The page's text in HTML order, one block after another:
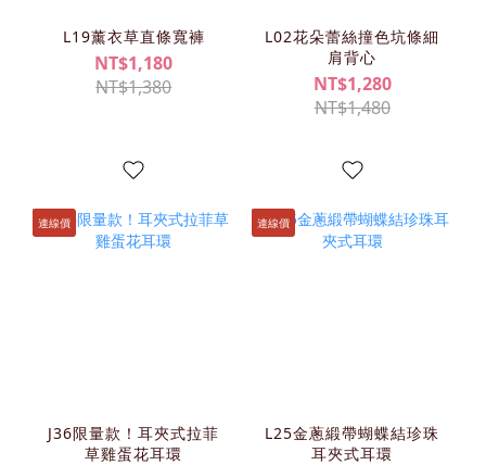
L19薰衣草直條寬褲
NT$1,180
NT$1,380
L02花朵蕾絲撞色坑條細
肩背心
NT$1,280
NT$1,480
連線價
J36限量款！耳夾式拉菲
草雞蛋花耳環
連線價
L25金蔥緞帶蝴蝶結珍珠
耳夾式耳環